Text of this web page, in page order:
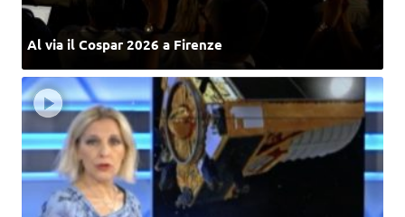
Al via il Cospar 2026 a Firenze